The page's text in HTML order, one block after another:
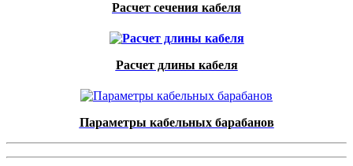
Расчет сечения кабеля
Расчет длины кабеля
Параметры кабельных барабанов